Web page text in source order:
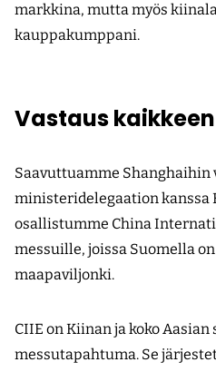
markkina, mutta myös
kauppakumppani.
Vastaus kaikkeen
Saavuttuamme Shanghaihin
ministeridelegaation kanssa
osallistumme China
messuille, joissa Suomella
maapaviljonki.
CIIE on Kiinan ja koko
messutapahtuma. Se